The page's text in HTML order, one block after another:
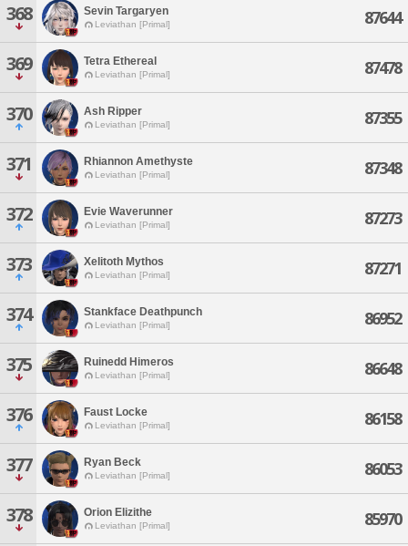
368 Sevin Targaryen
Leviathan [Primal] 87644
369 Tetra Ethereal
Leviathan [Primal] 87478
370 Ash Ripper
Leviathan [Primal] 87355
371 Rhiannon Amethyste
Leviathan [Primal] 87348
372 Evie Waverunner
Leviathan [Primal] 87273
373 Xelitoth Mythos
Leviathan [Primal] 87271
374 Stankface Deathpunch
Leviathan [Primal] 86952
375 Ruinedd Himeros
Leviathan [Primal] 86648
376 Faust Locke
Leviathan [Primal] 86158
377 Ryan Beck
Leviathan [Primal] 86053
378 Orion Elizithe
Leviathan [Primal] 85970